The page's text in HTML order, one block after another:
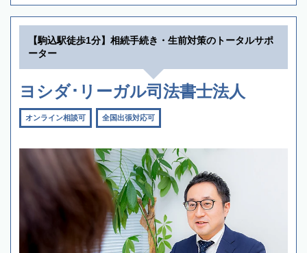
【駒込駅徒歩1分】相続手続き・生前対策のトータルサポ
ーター
ヨシダ･リーガル司法書士法人
オンライン相談可 全国出張対応可